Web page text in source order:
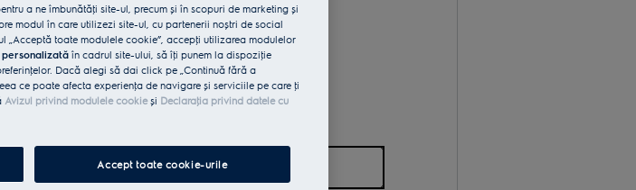
Introdu e-mail
a ne îmbunătăţi site-ul, precum și în scopuri de marketing și
modul în care utilizezi site-ul, cu partenerii noștri de social
„Acceptă toate modulele cookie”, accepţi utilizarea modulelor
în cadrul site-ului, să îţi punem la dispoziţie
Dacă alegi să dai click pe „Continuă fără a
ce poate afecta experienţa de navigare și serviciile pe care ţi
Avizul privind modulele cookieși Declaraţia privind datele cu
Accept toate cookie-urile